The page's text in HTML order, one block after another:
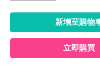
新增至購物
立即購買